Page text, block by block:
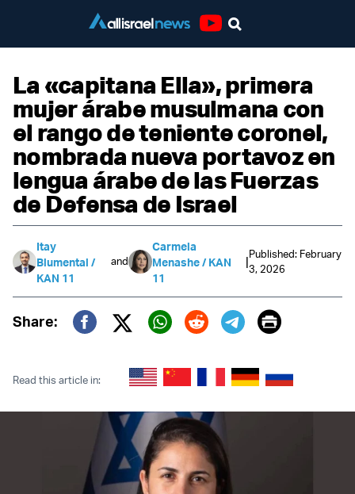
La «capitana Ella», primera
mujer árabe musulmana con
el rango de teniente coronel,
nombrada nueva portavoz en
lengua árabe de las Fuerzas
de Defensa de Israel
Itay
Blumental /
KAN 11
and
Carmela
Menashe / KAN
11
|Published: February
3, 2026
Share:
Twitter (X)
Print
Read this article in: